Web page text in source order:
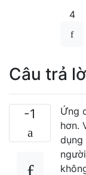
4
Câu trả
-1
Ứng
hơn.
dụng